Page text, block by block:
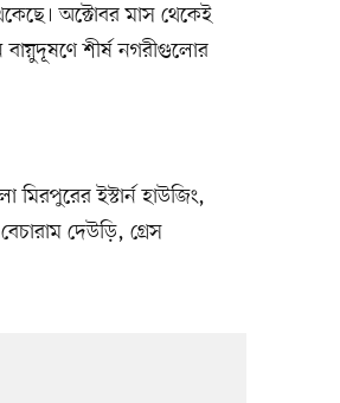
অক্টোবর মাস থেকেই
শীর্ষ নগরীগুলোর
ইস্টার্ন হাউজিং,
দেউড়ি, গ্রেস